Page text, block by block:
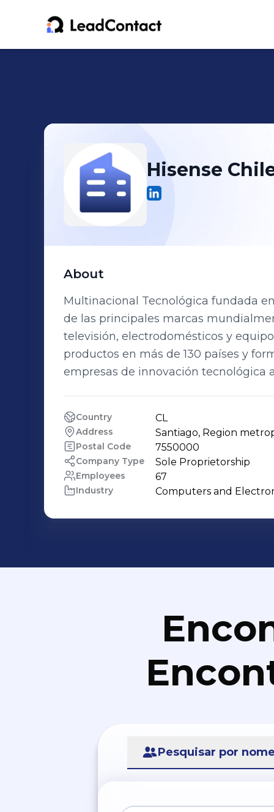
Hisense
About
Multinacional Tecnológica fundada
de las principales marcas
televisión, electrodomésticos y
productos en más de 130 países y
empresas de innovación tecnológica
Country CL
Address Santiago, Region
Postal Code 7550000
Company Type Sole Proprietorship
Employees 67
Industry Computers and
Pesquisar por